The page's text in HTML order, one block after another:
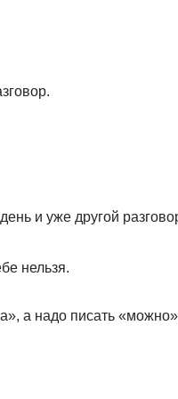
и уже другой
нельзя.
а надо писать